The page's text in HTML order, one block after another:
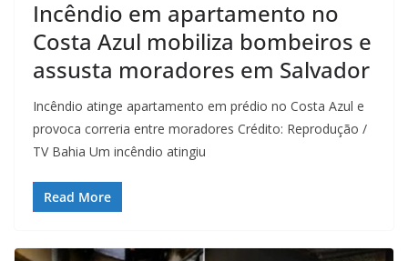
Incêndio em apartamento no
Costa Azul mobiliza bombeiros e
assusta moradores em Salvador
Incêndio atinge apartamento em prédio no Costa Azul e
provoca correria entre moradores Crédito: Reprodução /
TV Bahia Um incêndio atingiu
Read More